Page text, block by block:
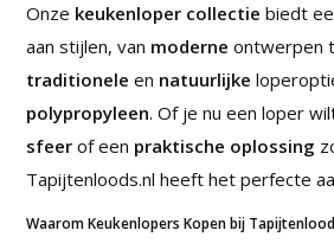
Onze keukenloper collectie biedt
aan stijlen, van moderne ontwerpen
traditionele en natuurlijke
polypropyleen. Of je nu een loper
sfeer of een praktische oplossing
Tapijtenloods.nl heeft het perfecte
Waarom Keukenlopers Kopen bij